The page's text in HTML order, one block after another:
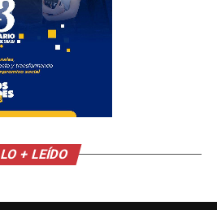
LO + LEÍDO